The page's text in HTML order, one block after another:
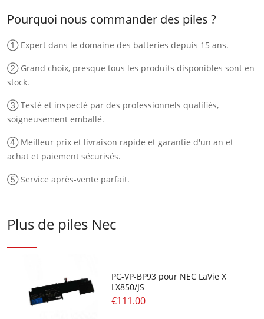
Pourquoi nous commander des piles ?
① Expert dans le domaine des batteries depuis 15 ans.
② Grand choix, presque tous les produits disponibles sont en
stock.
③ Testé et inspecté par des professionnels qualifiés,
soigneusement emballé.
④ Meilleur prix et livraison rapide et garantie d'un an et
achat et paiement sécurisés.
⑤ Service après-vente parfait.
Plus de piles Nec
PC-VP-BP93 pour NEC LaVie X
LX850/JS
€111.00